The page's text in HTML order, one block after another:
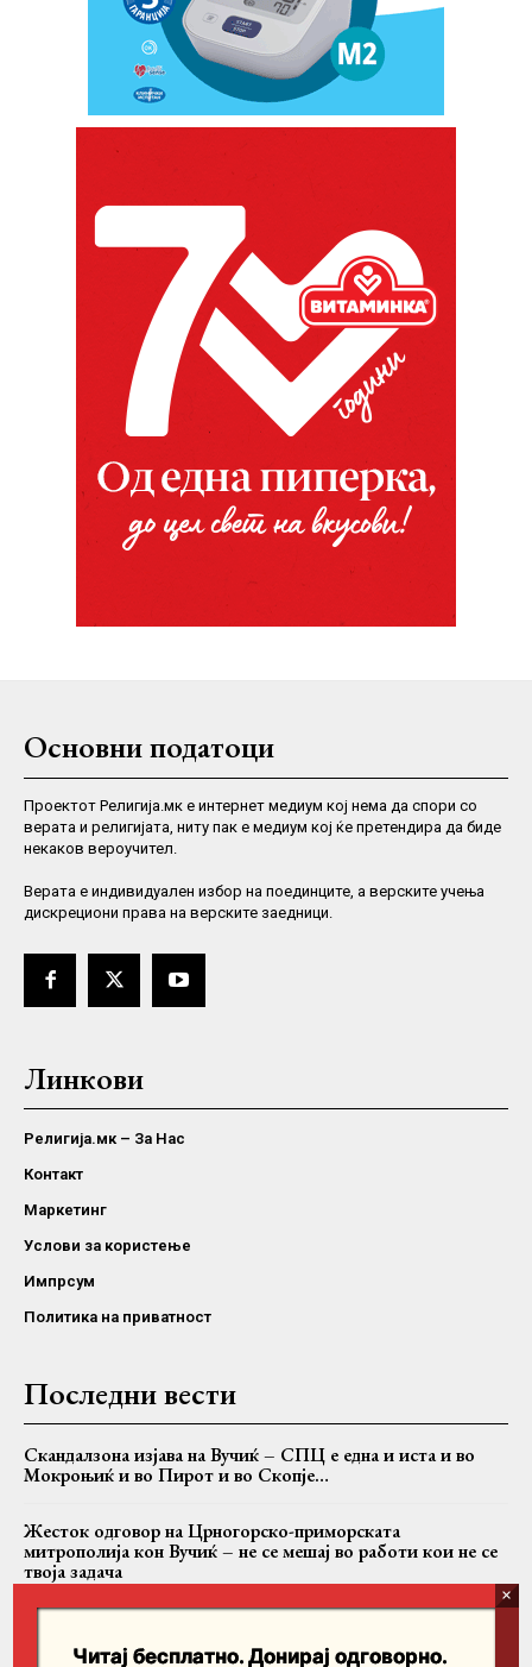
Основни податоци
Проектот Религија.мк е интернет медиум кој нема да спори со
верата и религијата, ниту пак е медиум кој ќе претендира да биде
некаков вероучител.
Верaта е индивидуален избор на поединците, а верските учења
дискрециони права на верските заедници.
Линкови
Религија.мк – За Нас
Контакт
Маркетинг
Услови за користење
Импрсум
Политика на приватност
Последни вести
Скандалзона изјава на Вучиќ – СПЦ е една и иста и во
Мокроњиќ и во Пирот и во Скопје…
Жесток одговор на Црногорско-приморската
митрополија кон Вучиќ – не се мешај во работи кои не се
твоја задача
или само со критичарот?
Читај бесплатно. Донирај одговорно.